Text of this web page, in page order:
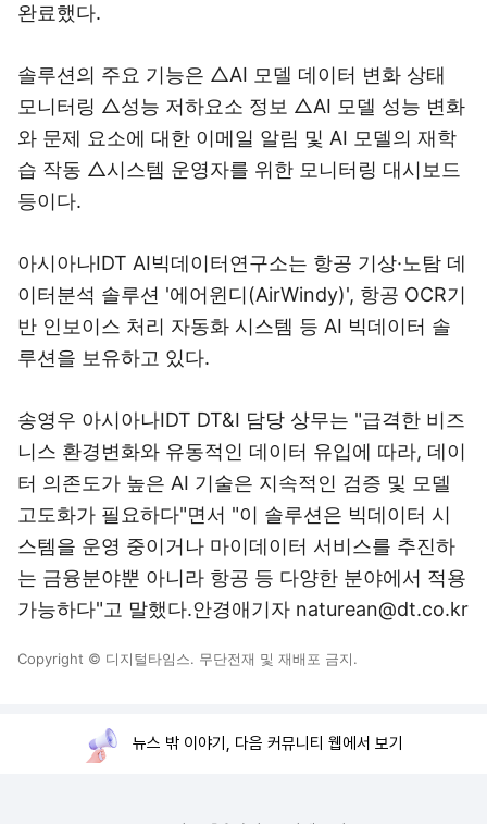
완료했다.
솔루션의 주요 기능은 △AI 모델 데이터 변화 상태
모니터링 △성능 저하요소 정보 △AI 모델 성능 변화
와 문제 요소에 대한 이메일 알림 및 AI 모델의 재학
습 작동 △시스템 운영자를 위한 모니터링 대시보드
등이다.
아시아나IDT AI빅데이터연구소는 항공 기상·노탐 데
이터분석 솔루션 '에어윈디(AirWindy)', 항공 OCR기
반 인보이스 처리 자동화 시스템 등 AI 빅데이터 솔
루션을 보유하고 있다.
송영우 아시아나IDT DT&I 담당 상무는 "급격한 비즈
니스 환경변화와 유동적인 데이터 유입에 따라, 데이
터 의존도가 높은 AI 기술은 지속적인 검증 및 모델
고도화가 필요하다"면서 "이 솔루션은 빅데이터 시
스템을 운영 중이거나 마이데이터 서비스를 추진하
는 금융분야뿐 아니라 항공 등 다양한 분야에서 적용
가능하다"고 말했다.안경애기자 naturean@dt.co.kr
Copyright © 디지털타임스. 무단전재 및 재배포 금지.
뉴스 밖 이야기, 다음 커뮤니티 웹에서 보기